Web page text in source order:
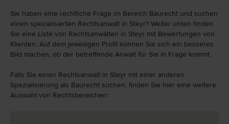
Sie haben eine rechtliche Frage im Bereich Baurecht und suchen
einen spezialisierten Rechtsanwalt in Steyr? Weiter unten finden
Sie eine Liste von Rechtsanwälten in Steyr mit Bewertungen von
Klienten. Auf dem jeweiligen Profil können Sie sich ein besseres
Bild machen, ob der betreffende Anwalt für Sie in Frage kommt.
Falls Sie einen Rechtsanwalt in Steyr mit einer anderen
Spezialisierung als Baurecht suchen, finden Sie hier eine weitere
Auswahl von Rechtsbereichen: